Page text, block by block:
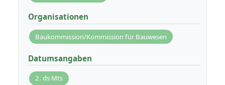
Organisationen
Baukommission/Kommission für Bauwesen
Datumsangaben
2. ds Mts